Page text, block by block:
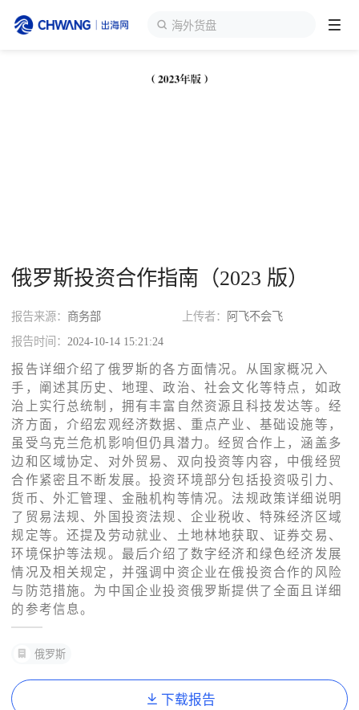
海外货盘
出海导航
出海交流群
了解出海网
俄罗斯投资合作指南（2023 版）
报告来源： 商务部 上传者：
阿飞不会飞
报告时间： 2024-10-14 15:21:24
报告详细介绍了俄罗斯的各方面情况。从国家概况入
手，阐述其历史、地理、政治、社会文化等特点，如政
治上实行总统制，拥有丰富自然资源且科技发达等。经
济方面，介绍宏观经济数据、重点产业、基础设施等，
虽受乌克兰危机影响但仍具潜力。经贸合作上，涵盖多
边和区域协定、对外贸易、双向投资等内容，中俄经贸
合作紧密且不断发展。投资环境部分包括投资吸引力、
货币、外汇管理、金融机构等情况。法规政策详细说明
了贸易法规、外国投资法规、企业税收、特殊经济区域
规定等。还提及劳动就业、土地林地获取、证券交易、
环境保护等法规。最后介绍了数字经济和绿色经济发展
情况及相关规定，并强调中资企业在俄投资合作的风险
与防范措施。为中国企业投资俄罗斯提供了全面且详细
的参考信息。
俄罗斯
下载报告